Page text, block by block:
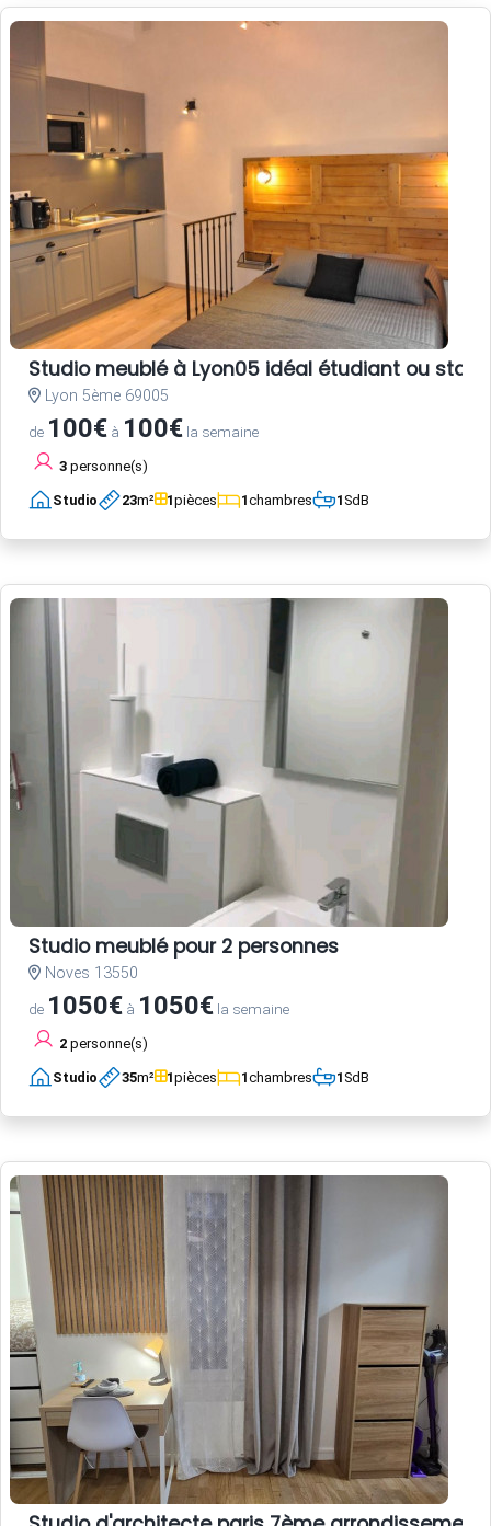
Studio meublé à Lyon05 idéal étudiant ou
Lyon 5ème 69005
de 100€ à 100€ la semaine
3 personne(s)
Studio 23m² 1pièces 1chambres 1SdB
Studio meublé pour 2 personnes
Noves 13550
de 1050€ à 1050€ la semaine
2 personne(s)
Studio 35m² 1pièces 1chambres 1SdB